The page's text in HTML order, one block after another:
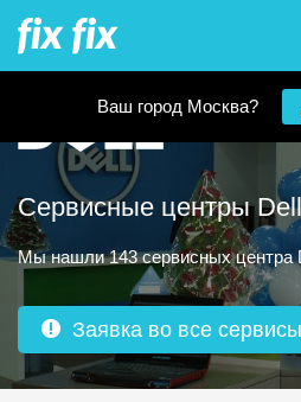
Ваш город Москва?
Сервисные центры
Мы нашли 143 сервисных центра
Заявка во все сервисы